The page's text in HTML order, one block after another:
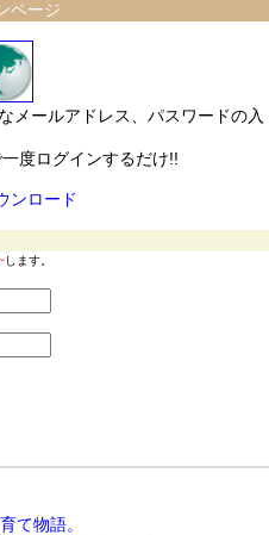
ページ
メールアドレス、パスワードの入
度ログインするだけ!!
ンロード
します。
て物語。